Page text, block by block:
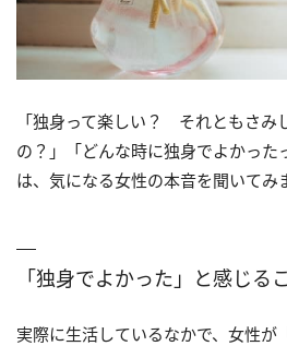
「独身って楽しい？ それともさみ
の？」「どんな時に独身でよかった
は、気になる女性の本音を聞いてみ
「独身でよかった」と感じる
実際に生活しているなかで、女性が